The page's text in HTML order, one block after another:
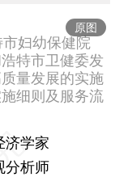
原图
妇幼保健院
特市卫健委发
量发展的实施
细则及服务流
济学家
析师